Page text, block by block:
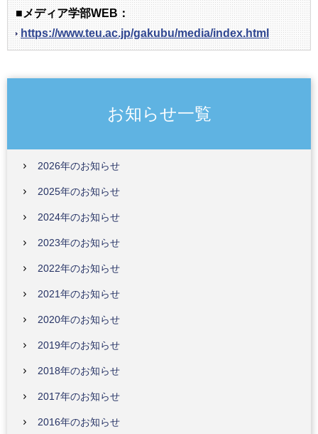
■メディア学部WEB：
https://www.teu.ac.jp/gakubu/media/index.html
お知らせ一覧
2026年のお知らせ
2025年のお知らせ
2024年のお知らせ
2023年のお知らせ
2022年のお知らせ
2021年のお知らせ
2020年のお知らせ
2019年のお知らせ
2018年のお知らせ
2017年のお知らせ
2016年のお知らせ